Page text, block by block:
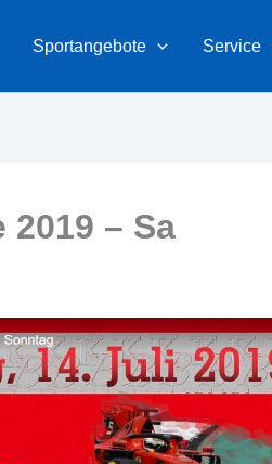
Sportangebote Service
– Sa